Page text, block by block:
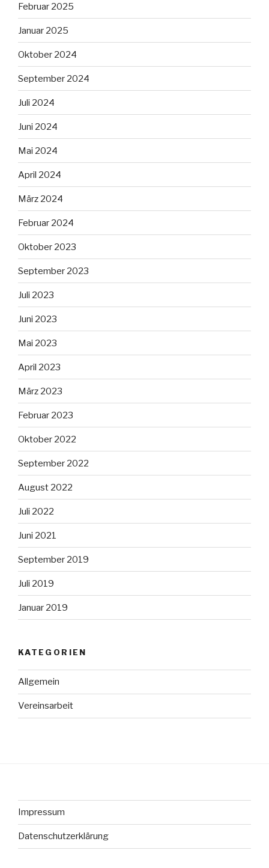
Februar 2025
Januar 2025
Oktober 2024
September 2024
Juli 2024
Juni 2024
Mai 2024
April 2024
März 2024
Februar 2024
Oktober 2023
September 2023
Juli 2023
Juni 2023
Mai 2023
April 2023
März 2023
Februar 2023
Oktober 2022
September 2022
August 2022
Juli 2022
Juni 2021
September 2019
Juli 2019
Januar 2019
KATEGORIEN
Allgemein
Vereinsarbeit
Impressum
Datenschutzerklärung